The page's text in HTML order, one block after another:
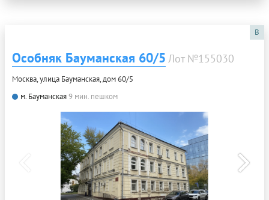
B
Особняк Бауманская 60/5 Лот №155030
Москва, улица Бауманская, дом 60/5
м. Бауманская9 мин. пешком